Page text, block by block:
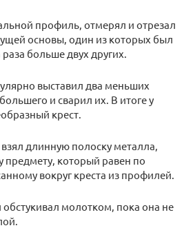
профиль, отмерял и отрезал
основы, один из которых был
больше двух других.
выставил два меньших
и сварил их. В итоге у
крест.
длинную полоску металла,
предмету, который равен по
вокруг креста из профилей.
обстукивал молотком, пока она не